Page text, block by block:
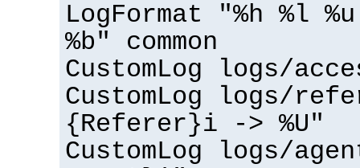
LogFormat "%h %l
%b" common
CustomLog logs/
CustomLog logs/
{Referer}i -> %U"
CustomLog logs/